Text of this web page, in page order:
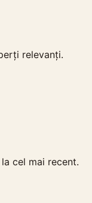
relevanți.
cel mai recent.